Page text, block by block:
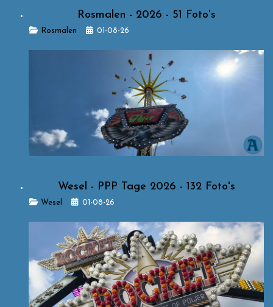
Rosmalen - 2026 - 51 Foto's
DetailsRosmalen 01-08-26
Wesel - PPP Tage 2026 - 132 Foto's
Details
Wesel 01-08-26